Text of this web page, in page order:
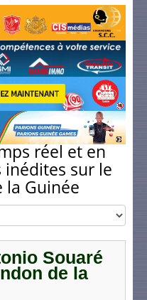
réel et en
sur le
la Guinée
Souaré
de la